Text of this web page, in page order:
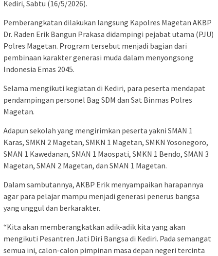
Kediri, Sabtu (16/5/2026).
Pemberangkatan dilakukan langsung Kapolres Magetan AKBP
Dr. Raden Erik Bangun Prakasa didampingi pejabat utama (PJU)
Polres Magetan. Program tersebut menjadi bagian dari
pembinaan karakter generasi muda dalam menyongsong
Indonesia Emas 2045.
Selama mengikuti kegiatan di Kediri, para peserta mendapat
pendampingan personel Bag SDM dan Sat Binmas Polres
Magetan.
Adapun sekolah yang mengirimkan peserta yakni SMAN 1
Karas, SMKN 2 Magetan, SMKN 1 Magetan, SMKN Yosonegoro,
SMAN 1 Kawedanan, SMAN 1 Maospati, SMKN 1 Bendo, SMAN 3
Magetan, SMAN 2 Magetan, dan SMAN 1 Magetan.
Dalam sambutannya, AKBP Erik menyampaikan harapannya
agar para pelajar mampu menjadi generasi penerus bangsa
yang unggul dan berkarakter.
“Kita akan memberangkatkan adik-adik kita yang akan
mengikuti Pesantren Jati Diri Bangsa di Kediri. Pada semangat
semua ini, calon-calon pimpinan masa depan negeri tercinta